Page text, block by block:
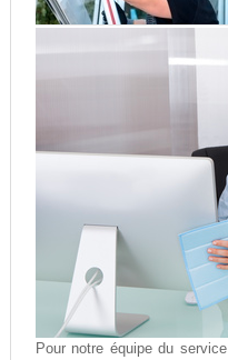
Pour notre équipe du service